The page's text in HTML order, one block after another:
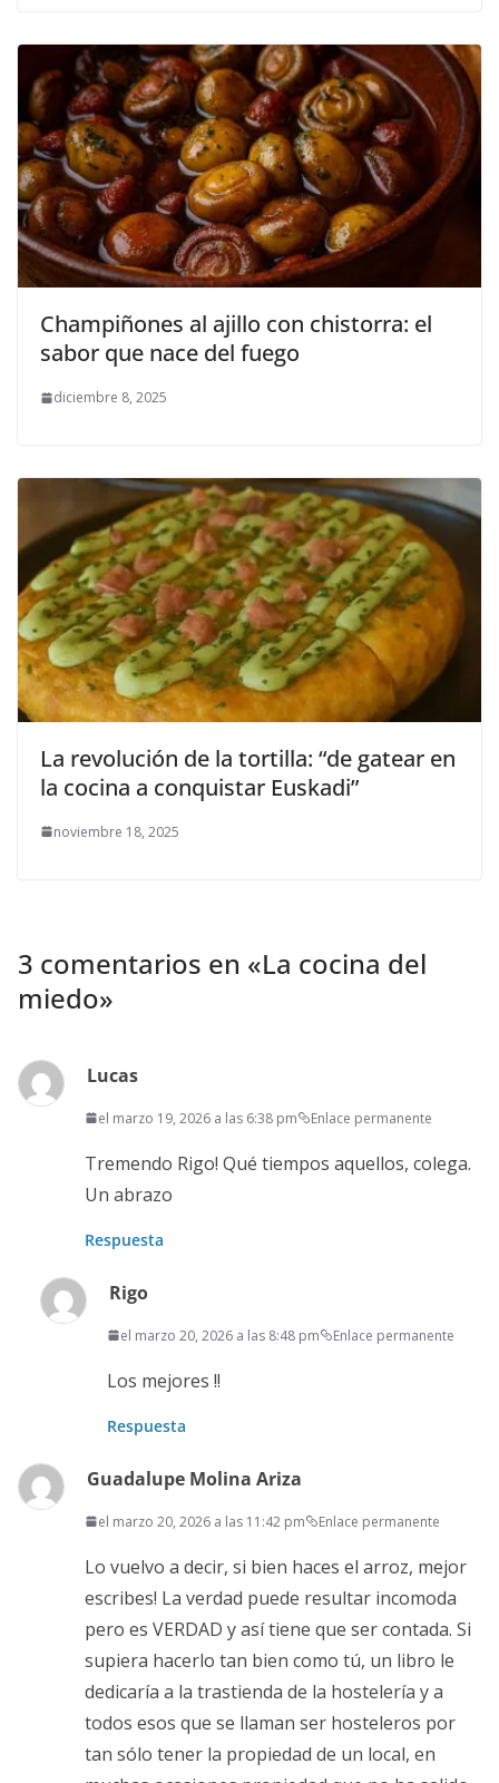
Champiñones al ajillo con chistorra: el
sabor que nace del fuego
diciembre 8, 2025
La revolución de la tortilla: “de gatear en
la cocina a conquistar Euskadi”
noviembre 18, 2025
3 comentarios en «La cocina del
miedo»
Lucas
el marzo 19, 2026 a las 6:38 pm Enlace permanente
Tremendo Rigo! Qué tiempos aquellos, colega.
Un abrazo
Respuesta
Rigo
el marzo 20, 2026 a las 8:48 pm Enlace permanente
Los mejores !!
Respuesta
Guadalupe Molina Ariza
el marzo 20, 2026 a las 11:42 pm Enlace permanente
Lo vuelvo a decir, si bien haces el arroz, mejor
escribes! La verdad puede resultar incomoda
pero es VERDAD y así tiene que ser contada. Si
supiera hacerlo tan bien como tú, un libro le
dedicaría a la trastienda de la hostelería y a
todos esos que se llaman ser hosteleros por
tan sólo tener la propiedad de un local, en